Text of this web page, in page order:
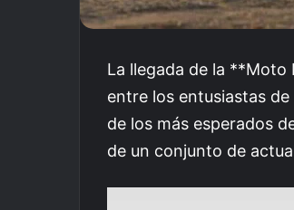
La llegada de la
entre los entusiastas
de los más esperados
de un conjunto de